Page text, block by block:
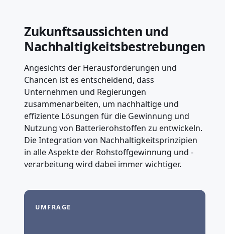
Zukunftsaussichten und
Nachhaltigkeitsbestrebungen
Angesichts der Herausforderungen und
Chancen ist es entscheidend, dass
Unternehmen und Regierungen
zusammenarbeiten, um nachhaltige und
effiziente Lösungen für die Gewinnung und
Nutzung von Batterierohstoffen zu entwickeln.
Die Integration von Nachhaltigkeitsprinzipien
in alle Aspekte der Rohstoffgewinnung und -
verarbeitung wird dabei immer wichtiger.
UMFRAGE